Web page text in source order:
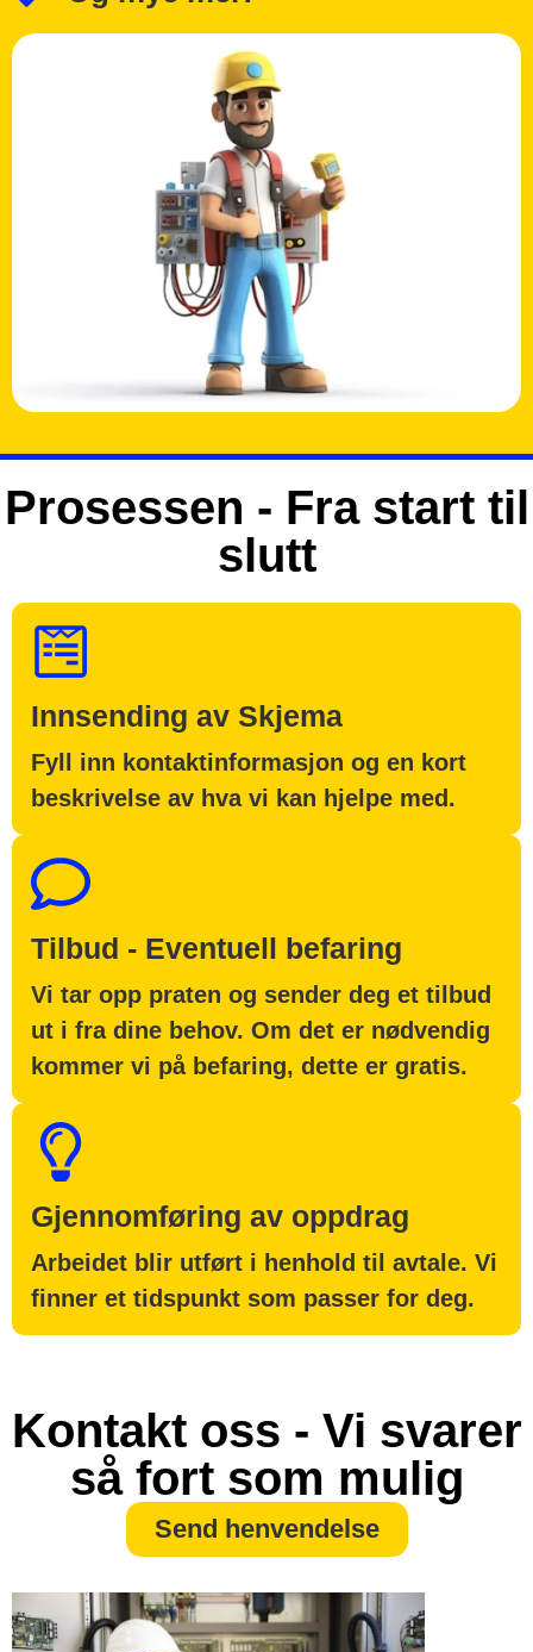
Prosessen - Fra start til
slutt
Innsending av Skjema
Fyll inn kontaktinformasjon og en kort
beskrivelse av hva vi kan hjelpe med.
Tilbud - Eventuell befaring
Vi tar opp praten og sender deg et tilbud
ut i fra dine behov. Om det er nødvendig
kommer vi på befaring, dette er gratis.
Gjennomføring av oppdrag
Arbeidet blir utført i henhold til avtale. Vi
finner et tidspunkt som passer for deg.
Kontakt oss - Vi svarer
så fort som mulig
Send henvendelse